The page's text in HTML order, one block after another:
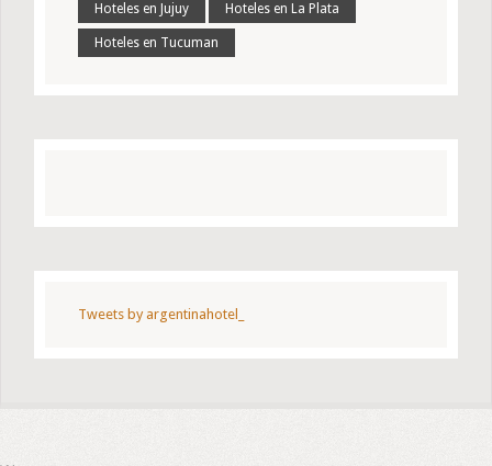
Hoteles en Jujuy Hoteles en La Plata
Hoteles en Tucuman
Tweets by argentinahotel_